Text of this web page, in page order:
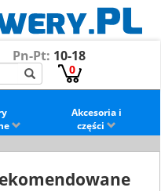
Pn-Pt: 10-18
0
Akcesoria i
części